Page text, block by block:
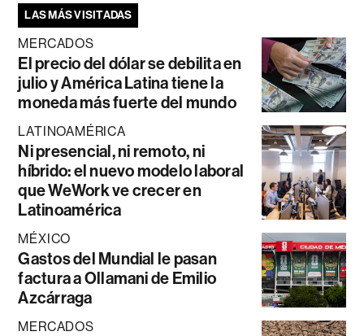
LAS MÁS VISITADAS
MERCADOS
El precio del dólar se debilita en
julio y América Latina tiene la
moneda más fuerte del mundo
LATINOAMÉRICA
Ni presencial, ni remoto, ni
híbrido: el nuevo modelo laboral
que WeWork ve crecer en
Latinoamérica
MÉXICO
Gastos del Mundial le pasan
factura a Ollamani de Emilio
Azcárraga
MERCADOS